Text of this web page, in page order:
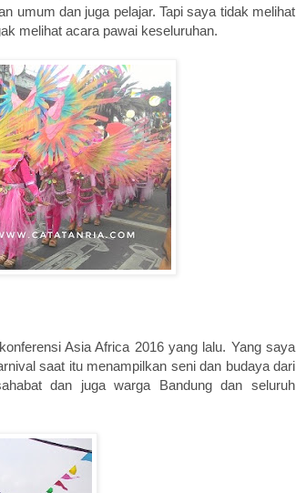
umum dan juga pelajar. Tapi saya tidak melihat
melihat acara pawai keseluruhan.
Asia Africa 2016 yang lalu. Yang saya
saat itu menampilkan seni dan budaya dari
dan juga warga Bandung dan seluruh